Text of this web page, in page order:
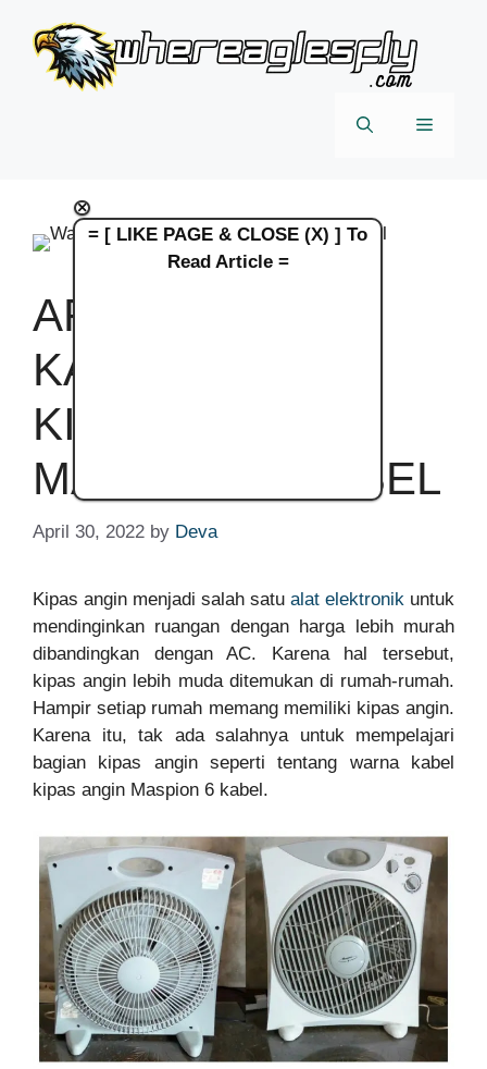
content
Menu
ARTI WARNA
KABEL DINAMO
KIPAS ANGIN
MASPION 6 KABEL
April 30, 2022 by Deva
Kipas angin menjadi salah satu alat elektronik untuk
mendinginkan ruangan dengan harga lebih murah
dibandingkan dengan AC. Karena hal tersebut,
kipas angin lebih muda ditemukan di rumah-rumah.
Hampir setiap rumah memang memiliki kipas angin.
Karena itu, tak ada salahnya untuk mempelajari
bagian kipas angin seperti tentang warna kabel
kipas angin Maspion 6 kabel.
×
= [ LIKE PAGE & CLOSE (X) ] To
Read Article =